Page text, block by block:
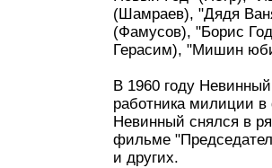
(Шамраев), "Дядя
(Фамусов), "Борис
Герасим), "Мишин
В 1960 году
работника милиции
Невинный снялся в
фильме
и других.